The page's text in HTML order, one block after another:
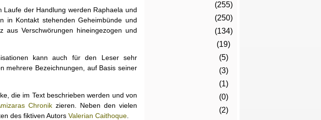
der Handlung werden Raphaela und
in Kontakt stehenden Geheimbünde und
Verschwörungen hineingezogen und
kann auch für den Leser sehr
mehrere Bezeichnungen, auf Basis seiner
die im Text beschrieben werden und von
Chronik zieren. Neben den vielen
des fiktiven Autors Valerian Caithoque
(255)
(250)
(134)
(19)
(5)
(3)
(1)
(0)
(2)